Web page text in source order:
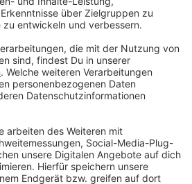
habe das Relikt, das zum
zählt, ordnungsgemäß
schon seit Jahren alte Schätze
Wagner auf Anfrage. Er habe
Römer- und der Keltenzeit
ist meine Leidenschaft."